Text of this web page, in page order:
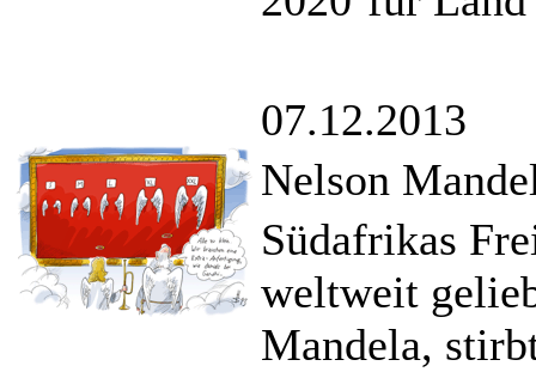
07.12.2013
Nelson
Südafrikas
weltweit
Mandela,